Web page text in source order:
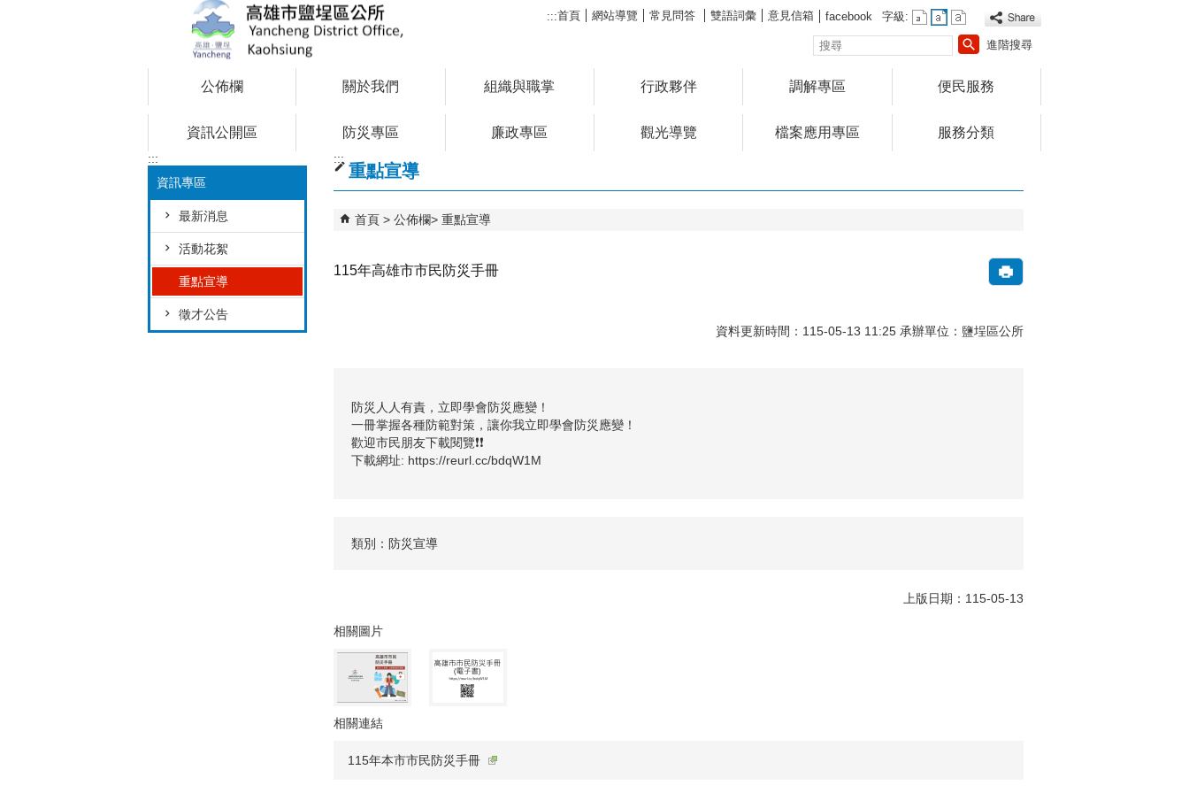
:::首頁 網站導覽 常見問答 雙語詞彙 意見信箱 facebook
字級:
搜
尋
進階搜尋
公佈欄 關於我們 組織與職掌 行政夥伴 調解專區 便民服務
資訊公開區 防災專區 廉政專區 觀光導覽 檔案應用專區 服務分類
:::
資訊專區
最新消息
活動花絮
重點宣導
徵才公告
:::
重點宣導
首頁 公佈欄 重點宣導
115年高雄市市民防災手冊
資料更新時間：115-05-13 11:25 承辦單位：鹽埕區公所
防災人人有責，立即學會防災應變！
一冊掌握各種防範對策，讓你我立即學會防災應變！
歡迎市民朋友下載閱覽❗️❗️
下載網址: https://reurl.cc/bdqW1M
類別：防災宣導
上版日期：115-05-13
相關圖片
相關連結
115年本市市民防災手冊